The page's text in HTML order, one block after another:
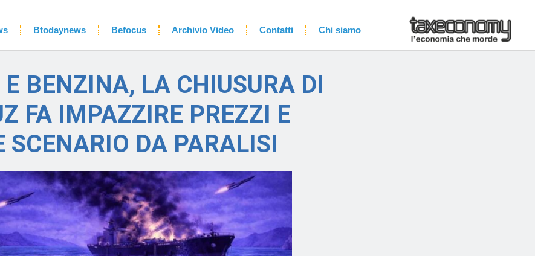
Btodaynews Befocus Archivio Video Contatti Chi siamo
BENZINA, LA CHIUSURA DI
FA IMPAZZIRE PREZZI E
SCENARIO DA PARALISI